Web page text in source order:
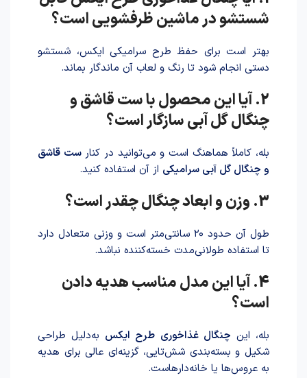
شستشو در ماشین ظرفشویی است؟
بهتر است برای حفظ طرح سرامیکی ایکس، شستشو
دستی انجام شود تا رنگ و لعاب آن ماندگار بماند.
2. آیا این محصول با ست قاشق و
چنگال گل آبی سازگار است؟
بله، کاملاً هماهنگ است و می‌توانید در کنارست قاشق
و چنگال گل آبی سرامیکی از آن استفاده کنید.
3. وزن و ابعاد چنگال چقدر است؟
طول آن حدود ۲۰ سانتی‌متر است و وزنی متعادل دارد
تا استفاده طولانی‌مدت خسته‌کننده نباشد.
4. آیا این مدل مناسب هدیه دادن
است؟
بله، این چنگال غذاخوری طرح ایکس به‌دلیل طراحی
شکیل و بسته‌بندی شش‌تایی، گزینه‌ای عالی برای هدیه
به عروس‌ها یا خانه‌دارهاست.